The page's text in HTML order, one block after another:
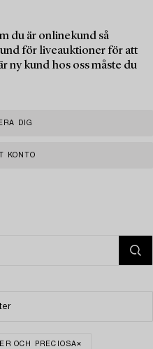
du är onlinekund så
för liveauktioner för att
ny kund hos oss måste du
DIG
KONTO
OCH PRECIOSA